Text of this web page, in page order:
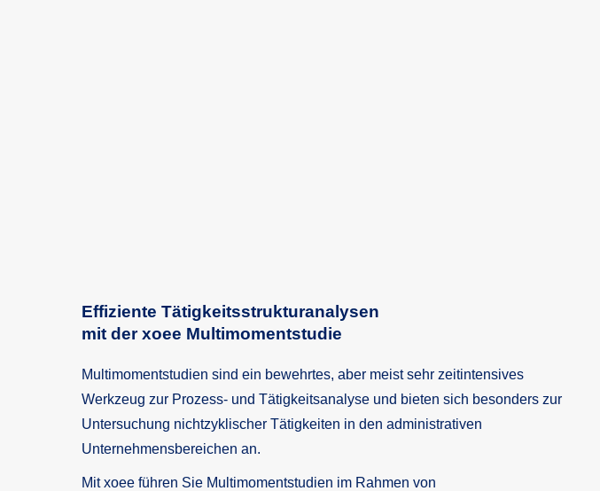
Effiziente Tätigkeitsstrukturanalysen
mit der xoee Multimomentstudie
Multimomentstudien sind ein bewehrtes, aber meist sehr zeitintensives
Werkzeug zur Prozess- und Tätigkeitsanalyse und bieten sich besonders zur
Untersuchung nichtzyklischer Tätigkeiten in den administrativen
Unternehmensbereichen an.
Mit xoee führen Sie Multimomentstudien im Rahmen von